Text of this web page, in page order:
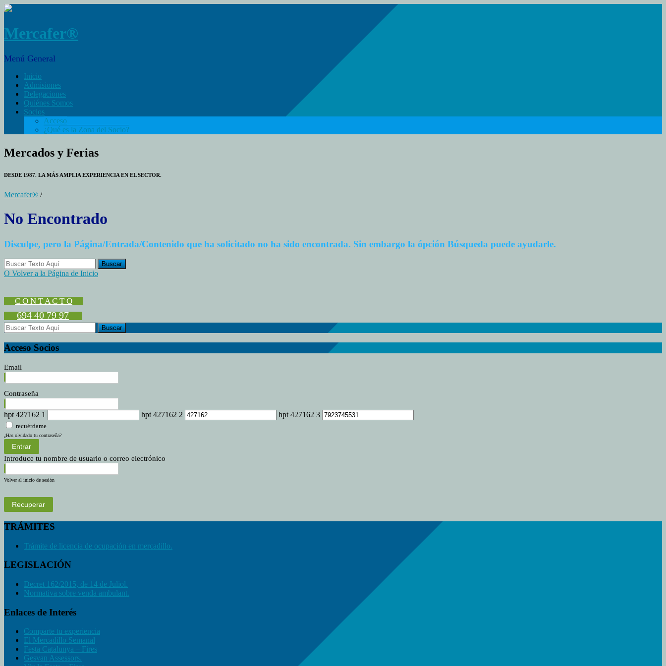
Mercafer®
Menú General
Inicio
Admisiones
Delegaciones
Quiénes Somos
Socios
Acceso
¿Qué es la Zona del Socio?
Mercados y Ferias
DESDE 1987. LA MÁS AMPLIA EXPERIENCIA EN EL SECTOR.
Mercafer® /
No Encontrado
Disculpe, pero la Página/Entrada/Contenido que ha solicitado no ha sido encontrada. Sin embargo la ópción Búsqueda puede ayudarle.
O Volver a la Página de Inicio
C O N T A C T O
694 40 79 97
Acceso Socios
Email
Contraseña
hpt 427162 1 hpt 427162 2 hpt 427162 3
recuérdame
¿Has olvidado tu contraseña?
Entrar
Introduce tu nombre de usuario o correo electrónico
Volver al inicio de sesión
Recuperar
TRÁMITES
Trámite de licencia de ocupación en mercadillo.
LEGISLACIÓN
Decret 162/2015, de 14 de Juliol.
Normativa sobre venda ambulant.
Enlaces de Interés
Comparte tu experiencia
El Mercadillo Semanal
Festa Catalunya – Fires
Gesvan Assessors.